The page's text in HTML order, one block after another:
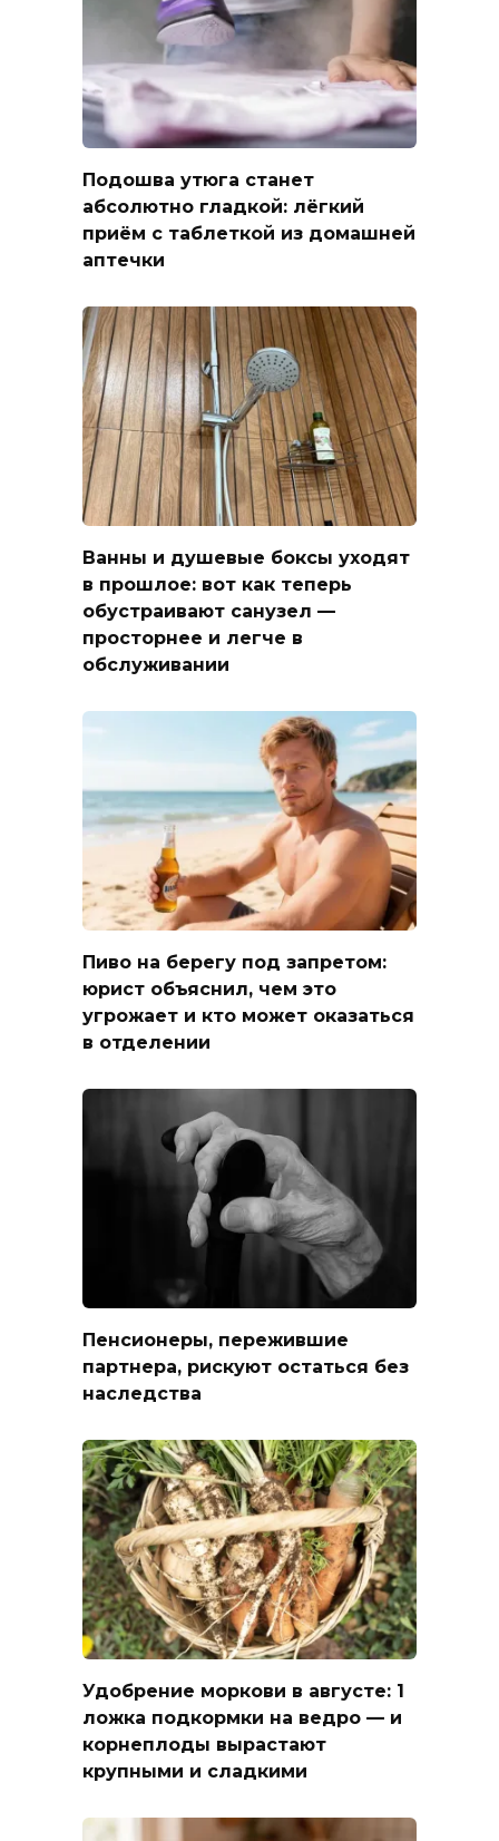
Подошва утюга станет
абсолютно гладкой: лёгкий
приём с таблеткой из домашней
аптечки
Ванны и душевые боксы уходят
в прошлое: вот как теперь
обустраивают санузел —
просторнее и легче в
обслуживании
Пиво на берегу под запретом:
юрист объяснил, чем это
угрожает и кто может оказаться
в отделении
Пенсионеры, пережившие
партнера, рискуют остаться без
наследства
Удобрение моркови в августе: 1
ложка подкормки на ведро — и
корнеплоды вырастают
крупными и сладкими